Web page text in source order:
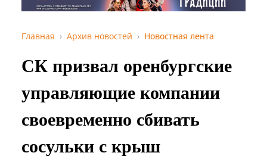
Главная Архив новостей Новостная лента
СК призвал оренбургские
управляющие компании
своевременно сбивать
сосульки с крыш